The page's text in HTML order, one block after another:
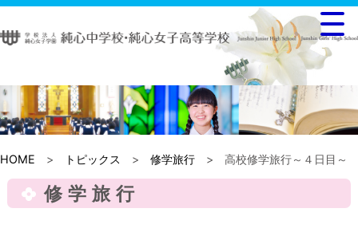
HOME > トピックス > 修学旅行 > 高校修学旅行～４日目～
修学旅行